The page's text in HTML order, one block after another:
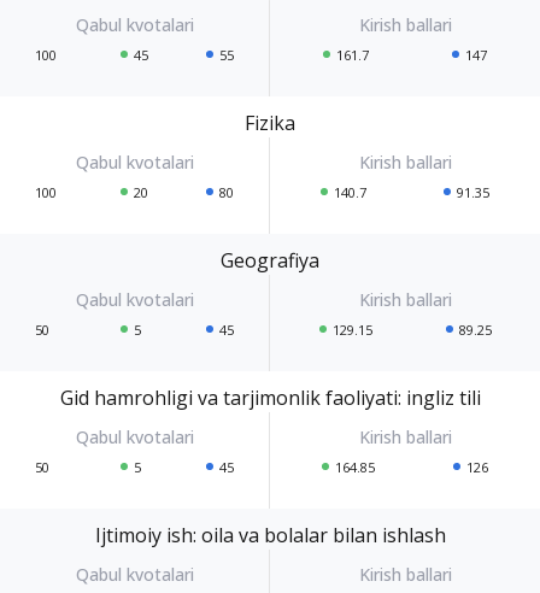
100 45 55 161.7 147
Fizika
100 20 80 140.7 91.35
Geografiya
50 5 45 129.15 89.25
Gid hamrohligi va tarjimonlik faoliyati: ingliz tili
50 5 45 164.85 126
Ijtimoiy ish: oila va bolalar bilan ishlash